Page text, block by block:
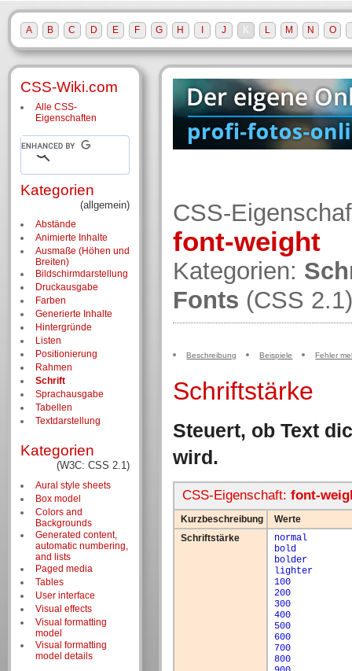
CSS-
font-weight
Kategorien:
Fonts (CSS
Beschreibung Beispiele Fehler
Schriftstärke
Steuert, ob Text
wird.
CSS-Eigenschaft: font-
Kurzbeschreibung
Werte
Schriftstärke
normal
bold
bolder
lighter
100
200
300
400
500
600
700
800
CSS-Wiki.com
Alle CSS-
Eigenschaften
Kategorien
(allgemein)
Abstände
Animierte Inhalte
Ausmaße (Höhen und
Breiten)
Bildschirm­darstellung
Druckausgabe
Farben
Generierte Inhalte
Hintergründe
Listen
Positionierung
Rahmen
Schrift
Sprachausgabe
Tabellen
Textdarstellung
Kategorien
(W3C: CSS 2.1)
Aural style sheets
Box model
Colors and
Backgrounds
Generated content,
automatic numbering,
and lists
Paged media
Tables
User interface
Visual effects
Visual formatting
model
Visual formatting
model details
A B C D E F G H J K L M N O